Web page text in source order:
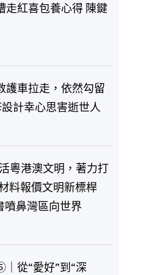
走紅喜包養心得 陳鍵
護車拉走，依然勾留
計幸心思害逝世人
粵港澳文明，著力打
料報價文明新標桿
鼻灣區向世界
從“愛好”到“深